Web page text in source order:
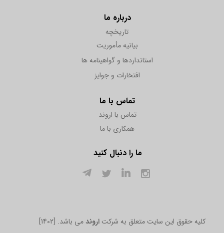
درباره ما
تاریخچه
بیانیه مأموریت
استانداردها و گواهینامه ها
افتخارات و جوایز
تماس با ما
تماس با اروند
همکاری با ما
ما را دنبال کنید
[1402] .کلیه حقوق این سایت متعلق به شرکت اروندمی باشد